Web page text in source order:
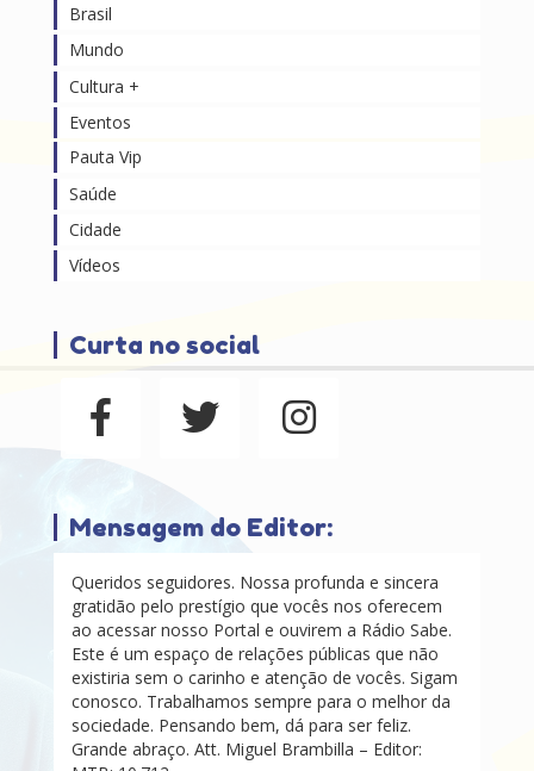
Brasil
Mundo
Cultura +
Eventos
Pauta Vip
Saúde
Cidade
Vídeos
Curta no social
Mensagem do Editor:
Queridos seguidores. Nossa profunda e sincera
gratidão pelo prestígio que vocês nos oferecem
ao acessar nosso Portal e ouvirem a Rádio Sabe.
Este é um espaço de relações públicas que não
existiria sem o carinho e atenção de vocês. Sigam
conosco. Trabalhamos sempre para o melhor da
sociedade. Pensando bem, dá para ser feliz.
Grande abraço. Att. Miguel Brambilla – Editor: